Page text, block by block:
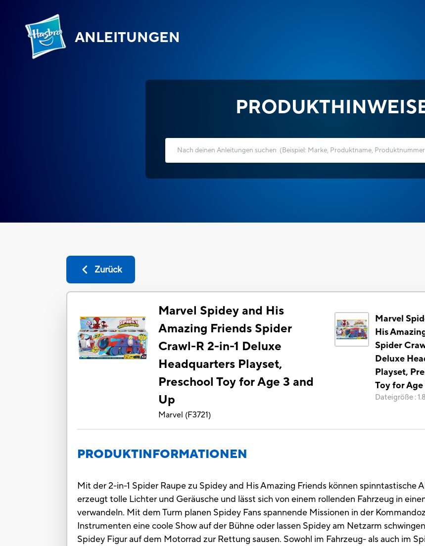
ANLEITUNGEN
Zurück
Marvel Spidey and His
Amazing Friends Spider
Crawl-R 2-in-1 Deluxe
Headquarters Playset,
Preschool Toy for Age 3 and
Up
Marvel (F3721)
Marvel
His
Spider
Deluxe
Playset,
Toy for
Dateigröße :
PRODUKTINFORMATIONEN
Mit der 2-in-1 Spider Raupe zu Spidey and His Amazing Friends können spinntastische
erzeugt tolle Lichter und Geräusche und lässt sich von einem rollenden Fahrzeug in
verwandeln. Mit dem Turm planen Spidey Fans spannende Missionen in der
Instrumenten eine coole Show auf der Bühne oder lassen Spidey am Netzarm
Spidey Figur auf dem Motorrad zur Rettung sausen. Sowohl im Fahrzeug- als auch im